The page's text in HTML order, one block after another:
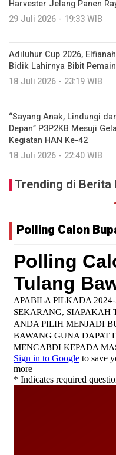
Harvester Jelang Panen
29 Juli 2026 - 19:33 WIB
Adiluhur Cup 2026,
Bidik Lahirnya Bibit
18 Juli 2026 - 23:19 WIB
“Sayang Anak, Lindungi
Depan” P3P2KB Mesuji
Kegiatan HAN Ke-42
18 Juli 2026 - 22:40 WIB
Trending di Berita
Polling Calon